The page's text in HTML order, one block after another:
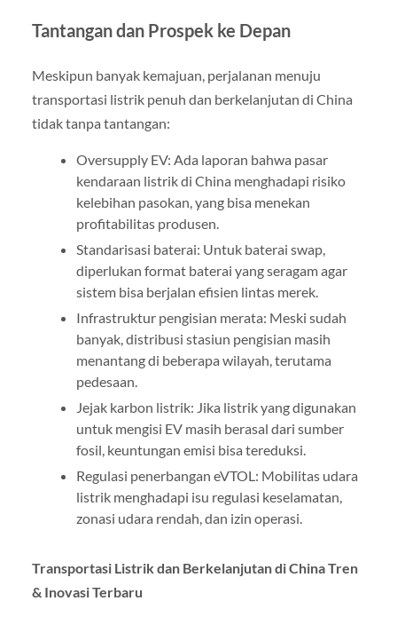
Tantangan dan Prospek ke Depan
Meskipun banyak kemajuan, perjalanan menuju
transportasi listrik penuh dan berkelanjutan di China
tidak tanpa tantangan:
Oversupply EV: Ada laporan bahwa pasar
kendaraan listrik di China menghadapi risiko
kelebihan pasokan, yang bisa menekan
profitabilitas produsen.
Standarisasi baterai: Untuk baterai swap,
diperlukan format baterai yang seragam agar
sistem bisa berjalan efisien lintas merek.
Infrastruktur pengisian merata: Meski sudah
banyak, distribusi stasiun pengisian masih
menantang di beberapa wilayah, terutama
pedesaan.
Jejak karbon listrik: Jika listrik yang digunakan
untuk mengisi EV masih berasal dari sumber
fosil, keuntungan emisi bisa tereduksi.
Regulasi penerbangan eVTOL: Mobilitas udara
listrik menghadapi isu regulasi keselamatan,
zonasi udara rendah, dan izin operasi.
Transportasi Listrik dan Berkelanjutan di China Tren
& Inovasi Terbaru